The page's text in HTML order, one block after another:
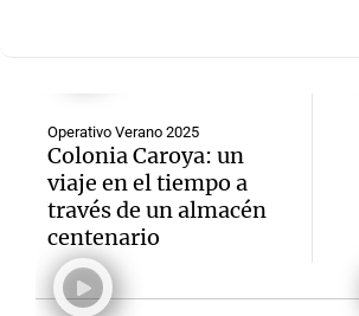
Operativo Verano 2025
Colonia Caroya: un
viaje en el tiempo a
través de un almacén
centenario